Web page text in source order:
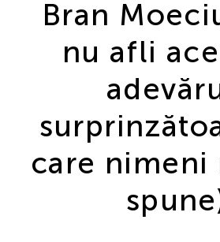
Bran
nu afli
care nimeni